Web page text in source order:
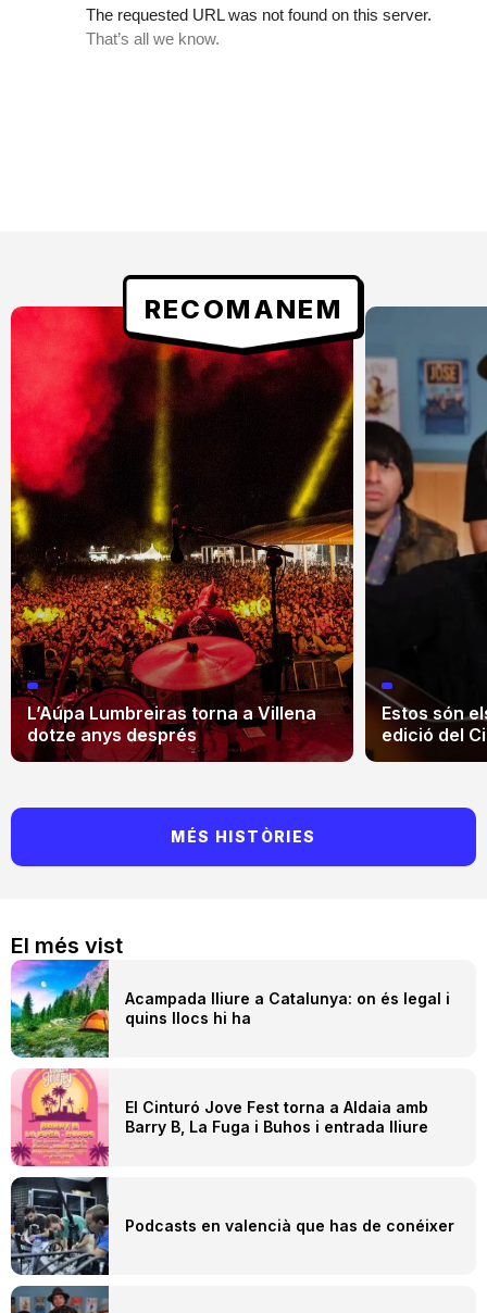
El més vist
Acampada lliure a Catalunya: on és legal i
quins llocs hi ha
El Cinturó Jove Fest torna a Aldaia amb
Barry B, La Fuga i Buhos i entrada lliure
Podcasts en valencià que has de conéixer
RECOMANEM
L’Aúpa Lumbreiras torna a Villena
dotze anys després
Estos són
edició del
MÉS HISTÒRIES